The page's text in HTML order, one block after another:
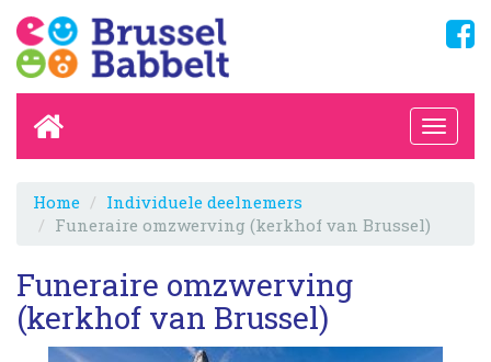
Home
Individuele deelnemers
Funeraire omzwerving (kerkhof van Brussel)
Funeraire omzwerving
(kerkhof van Brussel)